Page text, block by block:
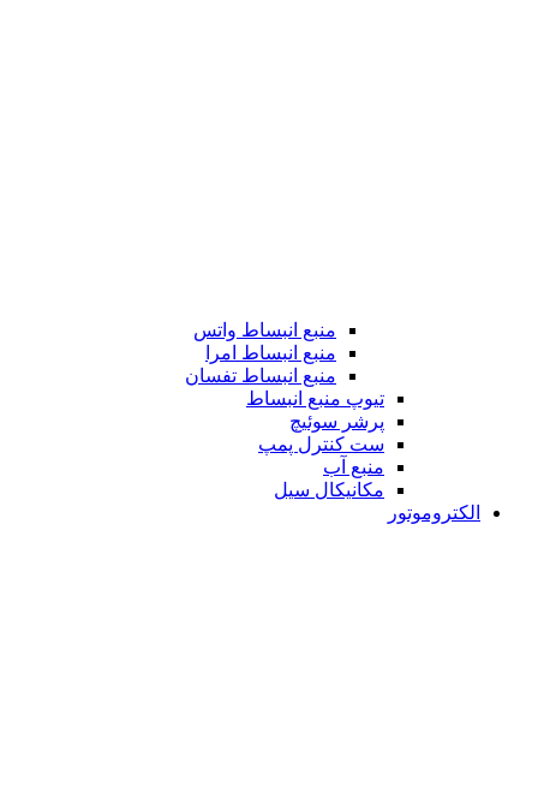
منبع انبساط واتس
منبع انبساط امرا
منبع انبساط تفسان
تیوپ منبع انبساط
پرشر سوئیچ
ست کنترل پمپ
منبع آب
مکانیکال سیل
الکتروموتور